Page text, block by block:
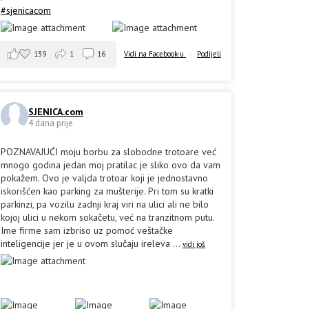
#sjenicacom
Vidi na Facebook-u · Podijeli
139 1 16
SJENICA.com
4 dana prije
POZNAVAJUĆI moju borbu za slobodne trotoare već
mnogo godina jedan moj pratilac je sliko ovo da vam
pokažem. Ovo je valjda trotoar koji je jednostavno
iskorišćen kao parking za mušterije. Pri tom su kratki
parkinzi, pa vozilu zadnji kraj viri na ulici ali ne bilo
kojoj ulici u nekom sokačetu, već na tranzitnom putu.
Ime firme sam izbriso uz pomoć veštačke
inteligencije jer je u ovom slučaju ireleva ... vidi još